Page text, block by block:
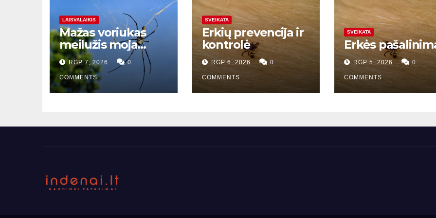
LAISVALAIKIS
Mažas voriukas
meilužis moja
sveikinimui, kai
nori poruotis
RGP 7, 2026 0
COMMENTS
SVEIKATA
Erkių prevencija ir
kontrolė
RGP 6, 2026 0
COMMENTS
SVEIKATA
Erkės
RGP 5, 2026 0
COMMENTS